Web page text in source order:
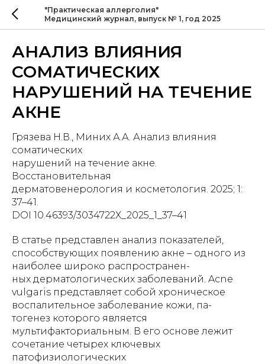
"Практическая аллерголия"
Медицинский журнал, выпуск № 1, год 2025
АНАЛИЗ ВЛИЯНИЯ
СОМАТИЧЕСКИХ
НАРУШЕНИЙ НА ТЕЧЕНИЕ
АКНЕ
Грязева Н.В., Миних А.А. Анализ влияния
соматических
нарушений на течение акне.
Восстановительная
дерматовенерология и косметология. 2025; 1:
37–41.
DOI 10.46393/3034722Х_2025_1_37–41
В статье представлен анализ показателей,
способствующих появлению акне – одного из
наиболее широко распространен-
ных дерматологических заболеваний. Acne
vulgaris представляет собой хроническое
воспалительное заболевание кожи, па-
тогенез которого является
мультифакториальным. В его основе лежит
сочетание четырех ключевых
патофизиологических